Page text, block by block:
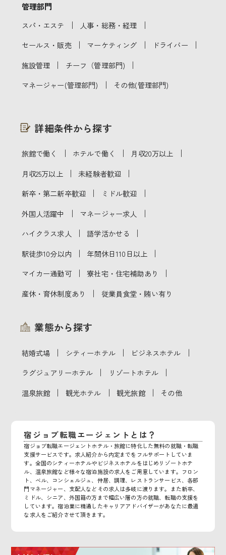
管理部門
スパ・エステ ｜ 人事・総務・経理 ｜
セールス・販売 ｜ マーケティング ｜ ドライバー ｜
施設管理 ｜ チーフ（管理部門) ｜
マネージャー(管理部門) ｜ その他(管理部門)
詳細条件から探す
旅館で働く ｜ ホテルで働く ｜ 月収20万以上 ｜
月収25万以上 ｜ 未経験者歓迎 ｜
新卒・第二新卒歓迎 ｜ ミドル歓迎 ｜
外国人活躍中 ｜ マネージャー求人 ｜
ハイクラス求人 ｜ 語学活かせる ｜
駅徒歩10分以内 ｜ 年間休日110日以上 ｜
マイカー通勤可 ｜ 寮社宅・住宅補助あり ｜
産休・育休制度あり ｜ 従業員食堂・賄い有り
業態から探す
結婚式場 ｜ シティーホテル ｜ ビジネスホテル ｜
ラグジュアリーホテル ｜ リゾートホテル ｜
温泉旅館 ｜ 観光ホテル ｜ 観光旅館 ｜ その他
宿ジョブ転職エージェントとは？
宿ジョブ転職エージェントホテル・旅館に特化した無料の就職・転職
支援サービスです。求人紹介から内定までをフルサポートしていま
す。全国のシティーホテルやビジネスホテルをはじめリゾートホテ
ル、温泉旅館など様々な宿泊施設の求人をご用意しています。フロン
ト、ベル、コンシェルジュ、仲居、調理、レストランサービス、各部
門マネージャー、支配人などその求人は多岐に渡ります。また新卒、
ミドル、シニア、外国籍の方まで幅広い層の方の就職、転職の支援を
しています。宿泊業に精通したキャリアアドバイザーがあなたに最適
な求人をご紹介させて頂きます。